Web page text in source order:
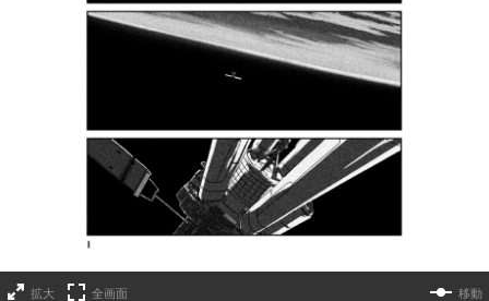
拡大 全画面 移動